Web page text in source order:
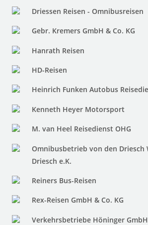
Driessen Reisen - Omnibusreisen
Gebr. Kremers GmbH & Co. KG
Hanrath Reisen
HD-Reisen
Heinrich Funken Autobus
Kenneth Heyer Motorsport
M. van Heel Reisedienst OHG
Omnibusbetrieb von den Driesch
Driesch e.K.
Reiners Bus-Reisen
Rex-Reisen GmbH & Co. KG
Verkehrsbetriebe Höninger GmbH